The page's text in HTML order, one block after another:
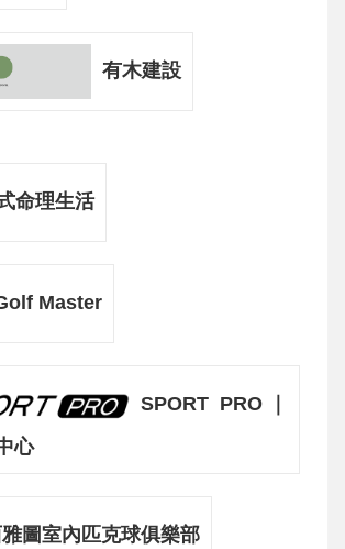
有木建設
命理生活
Master
SPORT PRO｜
心
圖室內匹克球俱樂部